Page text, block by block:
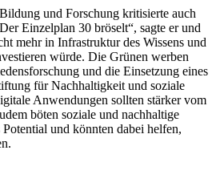
und Forschung kritisierte auch
Einzelplan 30 bröselt“, sagte er und
mehr in Infrastruktur des Wissens und
würde. Die Grünen werben
und die Einsetzung eines
für Nachhaltigkeit und soziale
Anwendungen sollten stärker vom
böten soziale und nachhaltige
und könnten dabei helfen,